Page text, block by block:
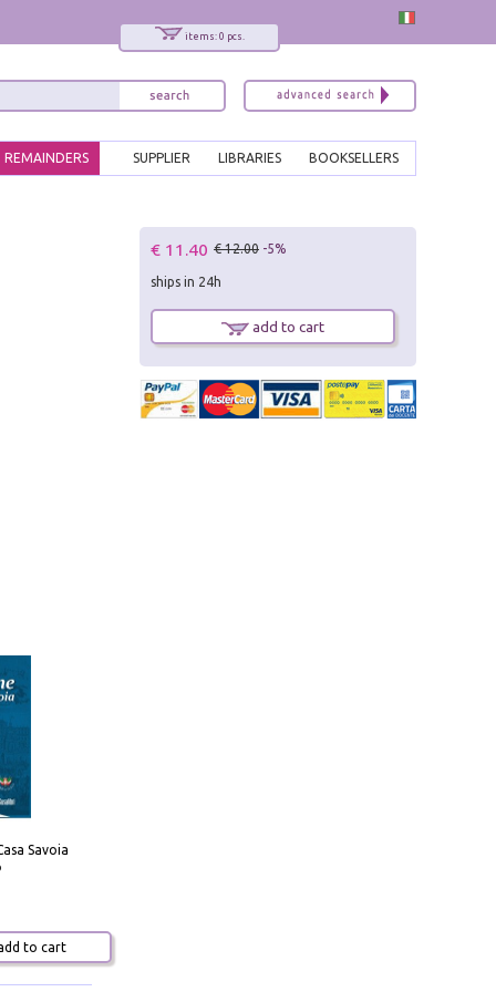
items: 0 pcs.
BOOKSELLERS
LIBRARIES
SUPPLIER
REMAINDERS
Savoia
to cart
€ 11.40 € 12.00 -5%
ships in 24h
add to cart
x
Interessato ai nostri libri?
Sarai informato delle nostre novità, potrai
comunque cancellarti quando desideri.
modulo di iscrizione